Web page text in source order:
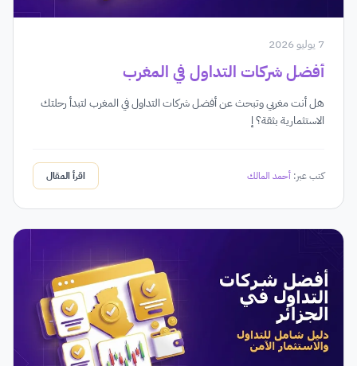
7 يوليو 2026
أفضل شركات التداول في المغرب
هل أنت مغربي وتبحث عن أفضل شركات التداول في المغرب لتبدأ رحلتك
الاستثمارية بثقة؟ إ
كتب عبر: أحمد المالك اقرأ المقال